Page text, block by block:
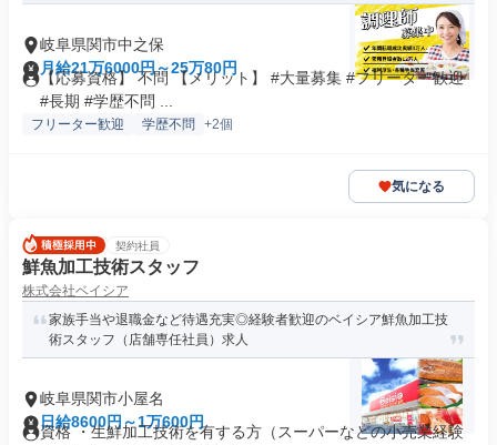
岐阜県関市中之保
月給21万6000円～25万80円
【応募資格】 不問 【メリット】 #大量募集 #フリーター歓迎
#長期 #学歴不問 ...
フリーター歓迎 学歴不問 +2個
気になる
契約社員
鮮魚加工技術スタッフ
株式会社ベイシア
家族手当や退職金など待遇充実◎経験者歓迎のベイシア鮮魚加工技
術スタッフ（店舗専任社員）求人
岐阜県関市小屋名
日給8600円～1万600円
資格 ・生鮮加工技術を有する方（スーパーなどの小売業経験